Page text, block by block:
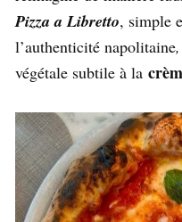
Pizza a Libretto, simple
l’authenticité napolitaine,
végétale subtile à la